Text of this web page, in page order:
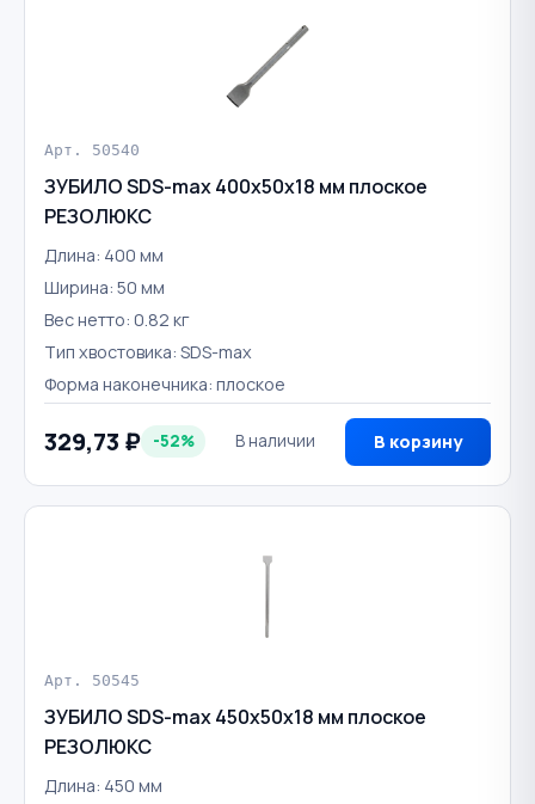
Арт. 50540
ЗУБИЛО SDS-max 400х50х18 мм плоское
РЕЗОЛЮКС
Длина: 400 мм
Ширина: 50 мм
Вес нетто: 0.82 кг
Тип хвостовика: SDS-max
Форма наконечника: плоское
329,73 ₽ -52% В наличии В корзину
Арт. 50545
ЗУБИЛО SDS-max 450х50х18 мм плоское
РЕЗОЛЮКС
Длина: 450 мм